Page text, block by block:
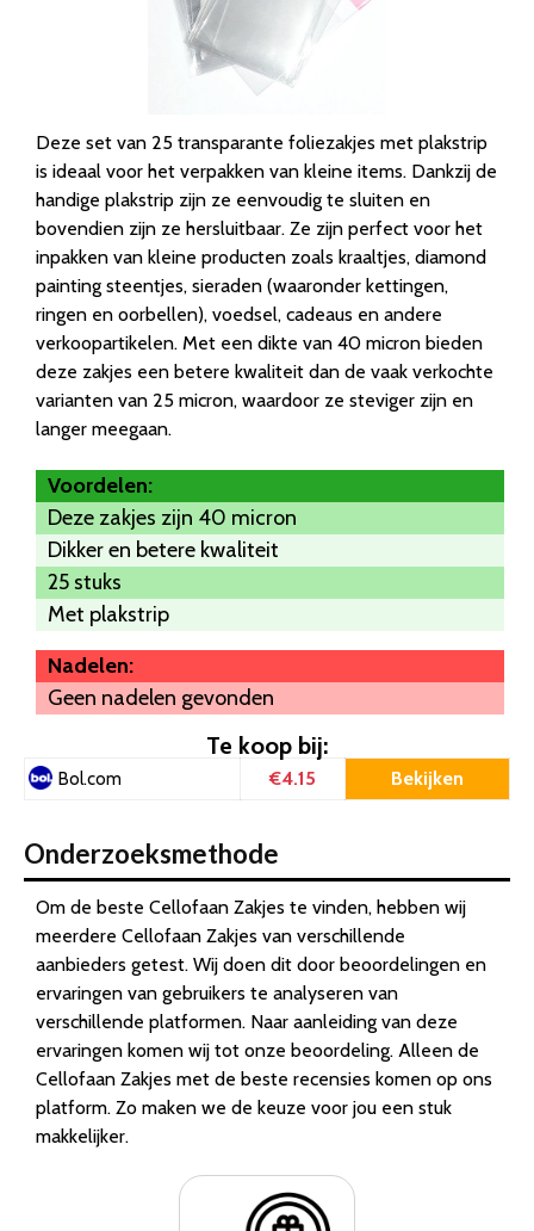
Deze set van 25 transparante foliezakjes met plakstrip
is ideaal voor het verpakken van kleine items. Dankzij de
handige plakstrip zijn ze eenvoudig te sluiten en
bovendien zijn ze hersluitbaar. Ze zijn perfect voor het
inpakken van kleine producten zoals kraaltjes, diamond
painting steentjes, sieraden (waaronder kettingen,
ringen en oorbellen), voedsel, cadeaus en andere
verkoopartikelen. Met een dikte van 40 micron bieden
deze zakjes een betere kwaliteit dan de vaak verkochte
varianten van 25 micron, waardoor ze steviger zijn en
langer meegaan.
Voordelen:
Deze zakjes zijn 40 micron
Dikker en betere kwaliteit
25 stuks
Met plakstrip
Nadelen:
Geen nadelen gevonden
Te koop bij:
Bol.com €4.15 Bekijken
Onderzoeksmethode
Om de beste Cellofaan Zakjes te vinden, hebben wij
meerdere Cellofaan Zakjes van verschillende
aanbieders getest. Wij doen dit door beoordelingen en
ervaringen van gebruikers te analyseren van
verschillende platformen. Naar aanleiding van deze
ervaringen komen wij tot onze beoordeling. Alleen de
Cellofaan Zakjes met de beste recensies komen op ons
platform. Zo maken we de keuze voor jou een stuk
makkelijker.